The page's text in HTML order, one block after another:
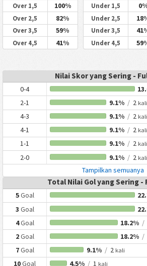
Over 1,5 100%
Over 2,5 82%
Over 3,5 59%
Over 4,5 41%
Under 1,5
Under 2,5
Under 3,5
Under 4,5
Nilai Skor yang Sering -
0-4
2-1 9.1% /2 kali
4-3 9.1% /2 kali
4-1 9.1% /2 kali
1-1 9.1% /2 kali
2-0 9.1% /2 kali
Tampilkan semuanya
Total Nilai Gol yang Sering -
5Goal
3 Goal
4Goal 18.2% /
2Goal 18.2% /
7Goal 9.1% /2 kali
10Goal 4.5% / 1 kali